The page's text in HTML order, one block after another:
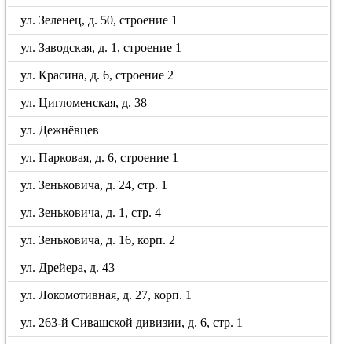
ул. Зеленец, д. 50, строение 1
ул. Заводская, д. 1, строение 1
ул. Красина, д. 6, строение 2
ул. Цигломенская, д. 38
ул. Дежнёвцев
ул. Парковая, д. 6, строение 1
ул. Зеньковича, д. 24, стр. 1
ул. Зеньковича, д. 1, стр. 4
ул. Зеньковича, д. 16, корп. 2
ул. Дрейера, д. 43
ул. Локомотивная, д. 27, корп. 1
ул. 263-й Сивашской дивизии, д. 6, стр. 1